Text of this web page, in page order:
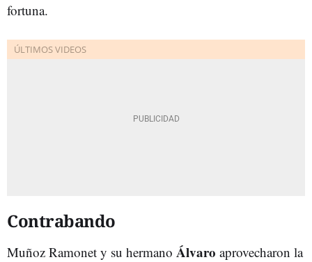
fortuna.
Contrabando
Muñoz Ramonet y su hermano Álvaro aprovecharon la